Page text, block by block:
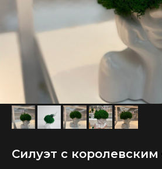
Силуэт с королевским